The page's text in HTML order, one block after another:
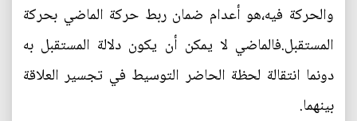
والحركة فيه،هو أعدام ضمان ربط حركة الماضي بحركة
المستقبل.فالماضي لا يمكن أن يكون دلالة المستقبل به
دونما انتقالة لحظة الحاضر التوسيط في تجسير العلاقة
بينهما.